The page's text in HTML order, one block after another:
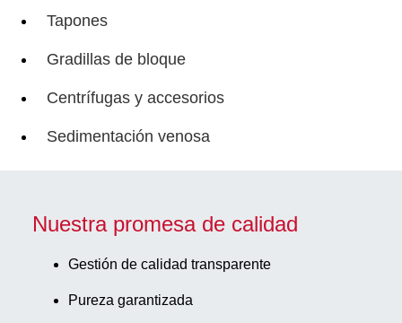
Tapones
Gradillas de bloque
Centrífugas y accesorios
Sedimentación venosa
Nuestra promesa de calidad
Gestión de calidad transparente
Pureza garantizada